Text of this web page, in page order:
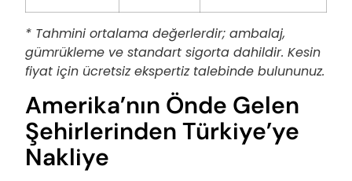
* Tahmini ortalama değerlerdir; ambalaj,
gümrükleme ve standart sigorta dahildir. Kesin
fiyat için ücretsiz ekspertiz talebinde bulununuz.
Amerika’nın Önde Gelen
Şehirlerinden Türkiye’ye
Nakliye